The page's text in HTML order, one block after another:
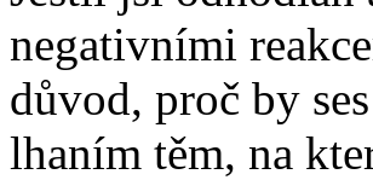
negativními
důvod, proč by
lhaním těm, na